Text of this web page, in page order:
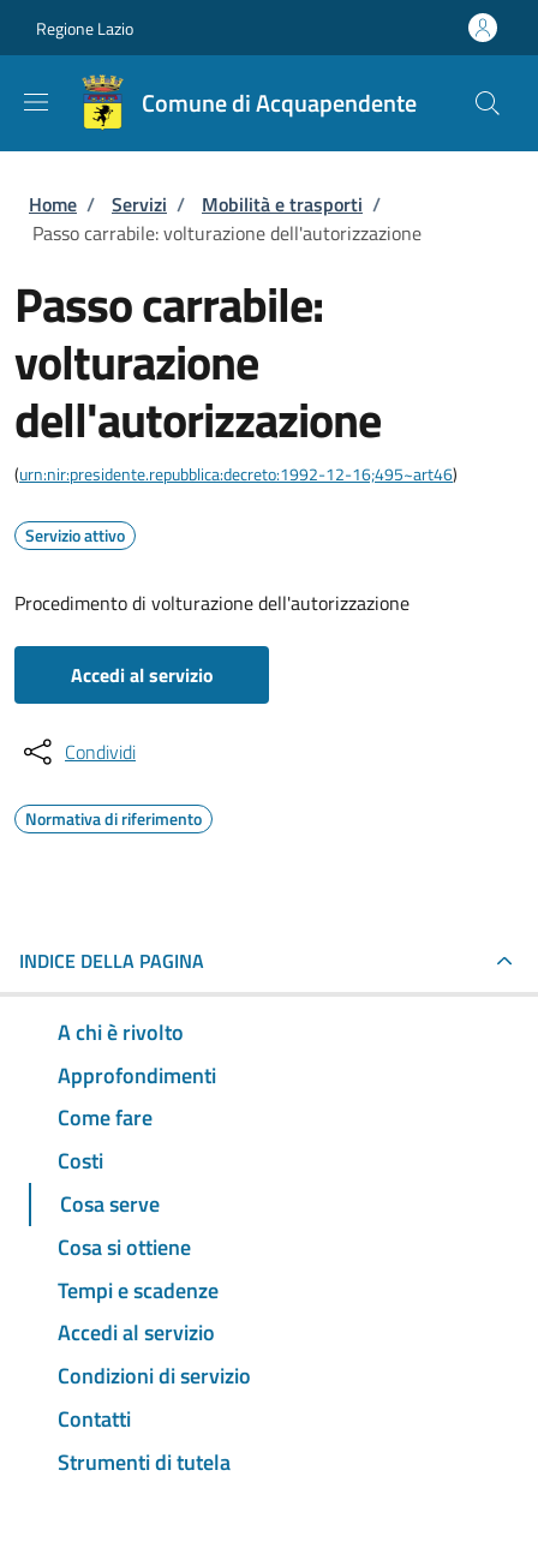
Regione Lazio
Comune di Acquapendente
Briciole di pane
Home / Servizi / Mobilità e trasporti /
Passo carrabile: volturazione dell'autorizzazione
Passo carrabile:
volturazione
dell'autorizzazione
(urn:nir:presidente.repubblica:decreto:1992-12-16;495~art46)
Servizio attivo
Procedimento di volturazione dell'autorizzazione
Accedi al servizio
Condividi
Normativa di riferimento
INDICE DELLA PAGINA
A chi è rivolto
Approfondimenti
Come fare
Costi
Cosa serve
Cosa si ottiene
Tempi e scadenze
Accedi al servizio
Condizioni di servizio
Contatti
Strumenti di tutela